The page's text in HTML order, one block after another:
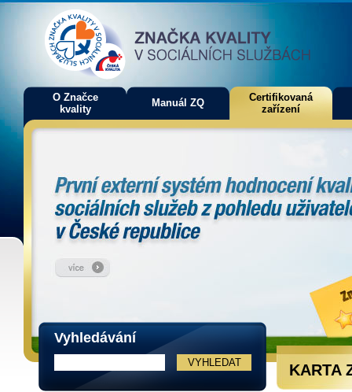
O Značce
kvality
Manuál ZQ
Certifikovaná
zařízení
Vyhledávání
KARTA